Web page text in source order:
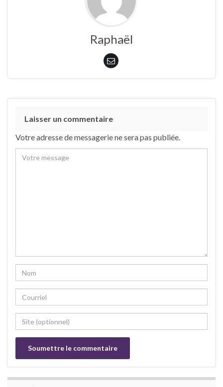
Raphaël
Laisser un commentaire
Votre adresse de messagerie ne sera pas publiée.